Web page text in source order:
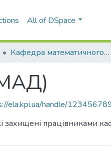
All of DSpace
Кафедра математичного моделювання та аналізу даних (ММАД)
ela.kpi.ua/handle/
захищені працівниками